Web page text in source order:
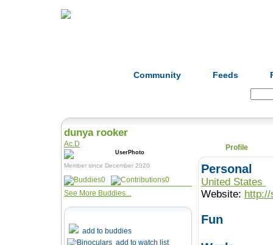
Community Feeds
dunya rooker
Ac.D
Member since December 2020
0
0
See More Buddies...
add to buddies
add to watch list
Profile
Personal
United States
Website: http://
Fun